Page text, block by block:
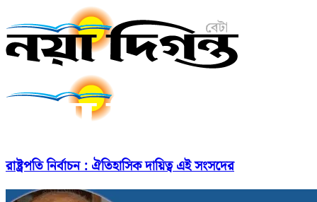
রাষ্ট্রপতি নির্বাচন : ঐতিহাসিক দায়িত্ব এই সংসদের